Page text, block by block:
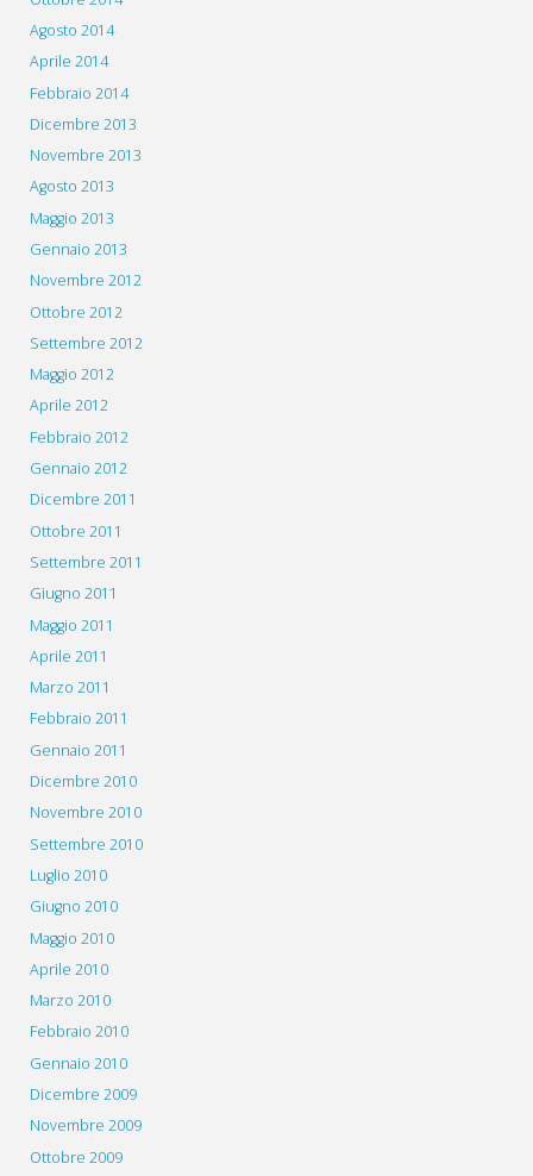
Agosto 2014
Aprile 2014
Febbraio 2014
Dicembre 2013
Novembre 2013
Agosto 2013
Maggio 2013
Gennaio 2013
Novembre 2012
Ottobre 2012
Settembre 2012
Maggio 2012
Aprile 2012
Febbraio 2012
Gennaio 2012
Dicembre 2011
Ottobre 2011
Settembre 2011
Giugno 2011
Maggio 2011
Aprile 2011
Marzo 2011
Febbraio 2011
Gennaio 2011
Dicembre 2010
Novembre 2010
Settembre 2010
Luglio 2010
Giugno 2010
Maggio 2010
Aprile 2010
Marzo 2010
Febbraio 2010
Gennaio 2010
Dicembre 2009
Novembre 2009
Ottobre 2009